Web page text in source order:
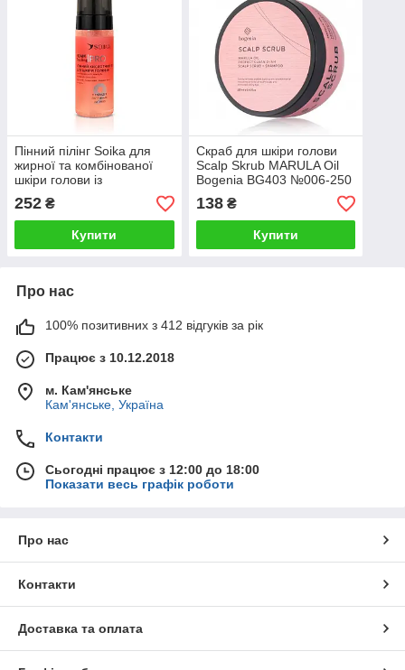
Пінний пілінг Soika для
жирної та комбінованої
шкіри голови із
саліциловою кислотою
"Глибоке очищення й
оновлення" 150 мл
252 ₴
Купити
Скраб для шкіри голови
Scalp Skrub MARULA Oil
Bogenia BG403 №006-250
мл
138₴
Купити
Про нас
100% позитивних з 412 відгуків за рік
Працює з 10.12.2018
м. Кам'янське
Кам'янське, Україна
Контакти
Сьогодні працює з 12:00 до 18:00
Показати весь графік роботи
Про нас
Контакти
Доставка та оплата